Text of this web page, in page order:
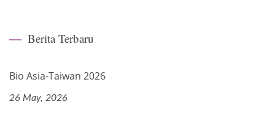
Berita Terbaru
Bio Asia-Taiwan 2026
26 May, 2026